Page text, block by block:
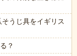
うじ具をイギリス
？